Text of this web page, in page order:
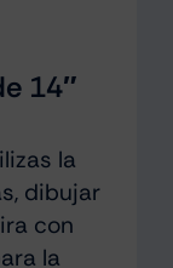
14″
la
dibujar
con
la